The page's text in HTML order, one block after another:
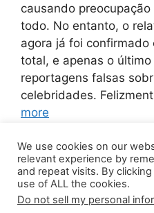
causando
todo. No entanto, o
agora já foi
total, e apenas o
reportagens falsas
celebridades.
more
Leave a comment
We use cookies on our
relevant experience by
and repeat visits. By
use of ALL the cookies.
Do not sell my personal